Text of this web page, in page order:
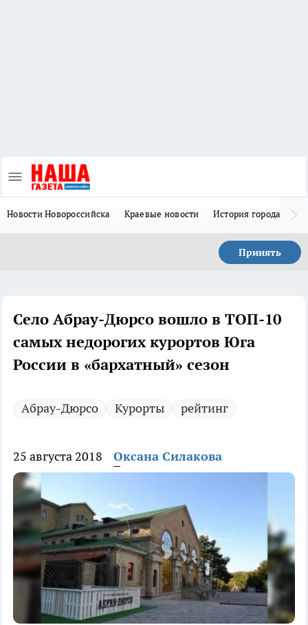
Новости Новороссийска Краевые новости История города Н
Принять
Село Абрау-Дюрсо вошло в ТОП-10
самых недорогих курортов Юга
России в «бархатный» сезон
Абрау-Дюрсо Курорты рейтинг
25 августа 2018 Оксана Силакова